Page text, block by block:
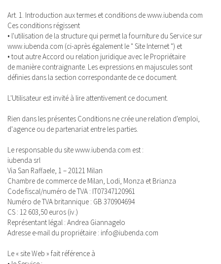
Art. 1. Introduction aux termes et conditions de www.iubenda.com
Ces conditions régissent
• l'utilisation de la structure qui permet la fourniture du Service sur
www.iubenda.com (ci-après également le " Site Internet ") et
• tout autre Accord ou relation juridique avec le Propriétaire
de manière contraignante. Les expressions en majuscules sont
définies dans la section correspondante de ce document.
L'Utilisateur est invité à lire attentivement ce document.
Rien dans les présentes Conditions ne crée une relation d'emploi,
d'agence ou de partenariat entre les parties.
Le responsable du site www.iubenda.com est :
iubenda srl
Via San Raffaele, 1 – 20121 Milan
Chambre de commerce de Milan, Lodi, Monza et Brianza
Code fiscal/numéro de TVA : IT07347120961
Numéro de TVA britannique : GB 370904694
CS : 12 603,50 euros (iv.)
Représentant légal : Andrea Giannagelo
Adresse e-mail du propriétaire : info@iubenda.com
Le « site Web » fait référence à